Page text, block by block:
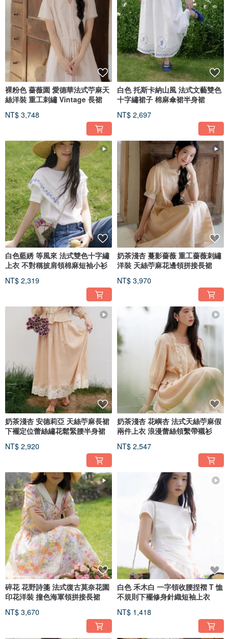
裸粉色 薔薇園 愛德華法式苧麻天
絲洋裝 重工刺繡 Vintage 長裙
NT$ 3,748
白色 托斯卡納山風 法式文藝雙色
十字繡裙子 棉麻傘裙半身裙
NT$ 2,697
白色藍綉 等風來 法式雙色十字繡
上衣 不對稱披肩領棉麻短袖小衫
NT$ 2,319
奶茶淺杏 蔓影薔薇 重工薔薇刺繡
洋裝 天絲苧麻花邊領拼接長裙
NT$ 3,970
奶茶淺杏 安德莉亞 天絲苧麻長裙
下襬定位蕾絲繡花鬆緊腰半身裙
NT$ 2,920
奶茶淺杏 花嶼杏 法式天絲苧麻假
兩件上衣 浪漫蕾絲領繫帶襯衫
NT$ 2,547
碎花 花野詩箋 法式復古莫奈花園
印花洋裝 撞色海軍領拼接長裙
NT$ 3,670
白色 禾木白 一字領收腰捏褶 T 恤
不規則下襬修身針織短袖上衣
NT$ 1,418